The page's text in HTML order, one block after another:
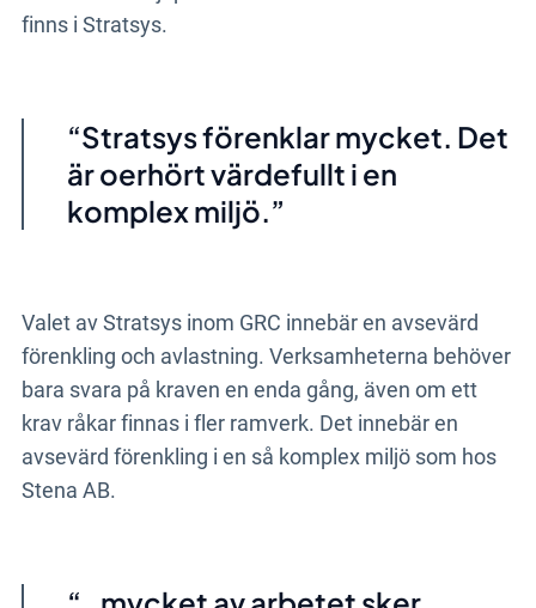
finns i Stratsys.
Stratsysförenklar mycket. Det
är oerhört värdefullt i en
komplex miljö.
Valet av Stratsys inom GRC innebär en avsevärd
förenkling och avlastning. Verksamheterna behöver
bara svara på kraven en enda gång, även om ett
krav råkar finnas i fler ramverk. Det innebär en
avsevärd förenkling i en så komplex miljö som hos
Stena AB.